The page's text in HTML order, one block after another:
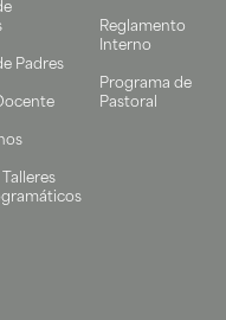
Padres
Talleres
Reglamento
Interno
Programa de
Pastoral